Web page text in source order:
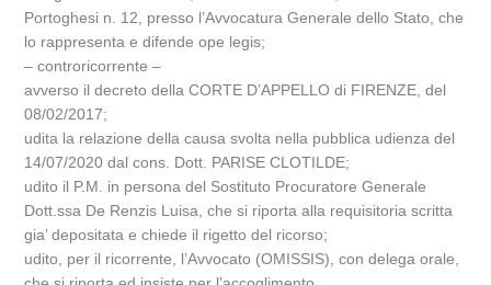
Portoghesi n. 12, presso l’Avvocatura Generale dello Stato, che
lo rappresenta e difende ope legis;
– controricorrente –
avverso il decreto della CORTE D’APPELLO di FIRENZE, del
08/02/2017;
udita la relazione della causa svolta nella pubblica udienza del
14/07/2020 dal cons. Dott. PARISE CLOTILDE;
udito il P.M. in persona del Sostituto Procuratore Generale
Dott.ssa De Renzis Luisa, che si riporta alla requisitoria scritta
gia’ depositata e chiede il rigetto del ricorso;
udito, per il ricorrente, l’Avvocato (OMISSIS), con delega orale,